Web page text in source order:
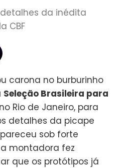
da inédita
CBF
carona no burburinho
Seleção Brasileira para
Rio de Janeiro, para
detalhes da picape
sob forte
montadora fez
que os protótipos já